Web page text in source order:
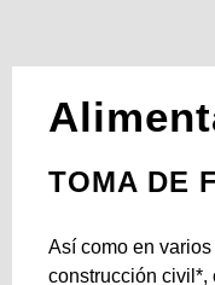
TOMA DE
Así como en
construcción civil*,